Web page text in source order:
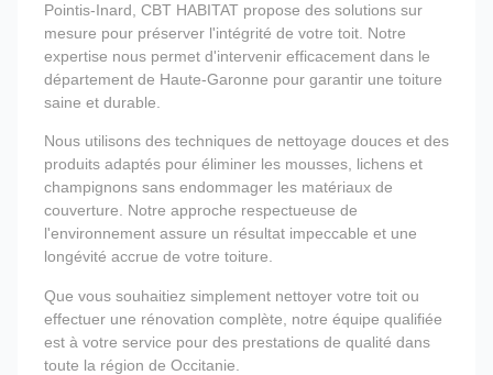
Pointis-Inard, CBT HABITAT propose des solutions sur
mesure pour préserver l'intégrité de votre toit. Notre
expertise nous permet d'intervenir efficacement dans le
département de Haute-Garonne pour garantir une toiture
saine et durable.
Nous utilisons des techniques de nettoyage douces et des
produits adaptés pour éliminer les mousses, lichens et
champignons sans endommager les matériaux de
couverture. Notre approche respectueuse de
l'environnement assure un résultat impeccable et une
longévité accrue de votre toiture.
Que vous souhaitiez simplement nettoyer votre toit ou
effectuer une rénovation complète, notre équipe qualifiée
est à votre service pour des prestations de qualité dans
toute la région de Occitanie.